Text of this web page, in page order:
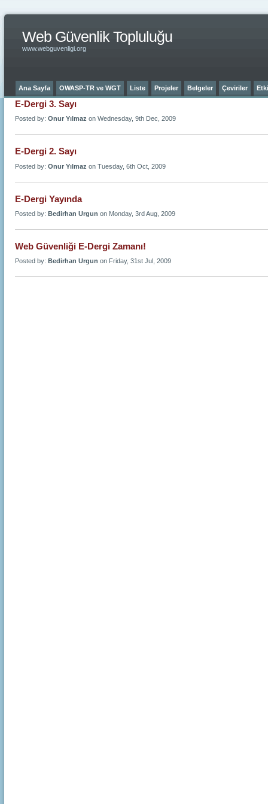
Web Güvenlik Topluluğu
www.webguvenligi.org
Ana Sayfa OWASP-TR ve WGT Liste Projeler Belgeler Çeviriler
E-Dergi 3. Sayı
Posted by: Onur Yılmaz on Wednesday, 9th Dec, 2009
E-Dergi 2. Sayı
Posted by: Onur Yılmaz on Tuesday, 6th Oct, 2009
E-Dergi Yayında
Posted by: Bedirhan Urgun on Monday, 3rd Aug, 2009
Web Güvenliği E-Dergi Zamanı!
Posted by: Bedirhan Urgun on Friday, 31st Jul, 2009